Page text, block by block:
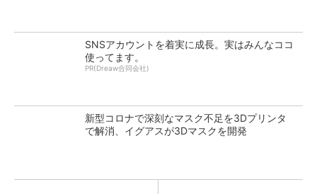
SNSアカウントを着実に成長。実はみんなココ
使ってます。
PR(Dreaw合同会社)
新型コロナで深刻なマスク不足を3Dプリンタ
で解消、イグアスが3Dマスクを開発